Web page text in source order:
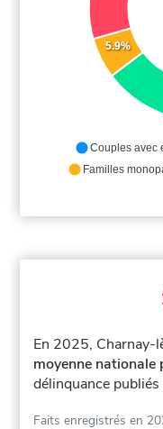
5.9%
Couples avec
Familles
En 2025,
moyenne nationale
délinquance
Faits enregistrés en